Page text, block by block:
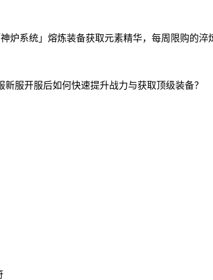
系统」熔炼装备获取元素精华，每周限购的淬